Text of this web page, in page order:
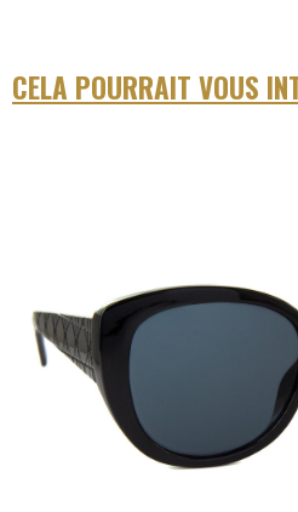
CELA POURRAIT VOUS